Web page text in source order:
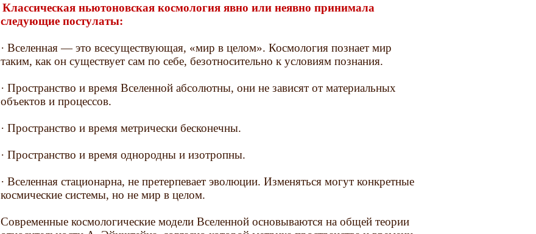
Классическая ньютоновская космология явно или неявно принимала
следующие постулаты:
· Вселенная — это всесуществующая, «мир в целом». Космология познает мир
таким, как он существует сам по себе, безотносительно к условиям познания.
· Пространство и время Вселенной абсолютны, они не зависят от материальных
объектов и процессов.
· Пространство и время метрически бесконечны.
· Пространство и время однородны и изотропны.
· Вселенная стационарна, не претерпевает эволюции. Изменяться могут конкретные
космические системы, но не мир в целом.
Современные космологические модели Вселенной основываются на общей теории